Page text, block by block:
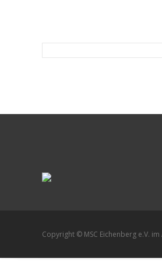
Post
Copyright © MSC Eichenberg e.V.